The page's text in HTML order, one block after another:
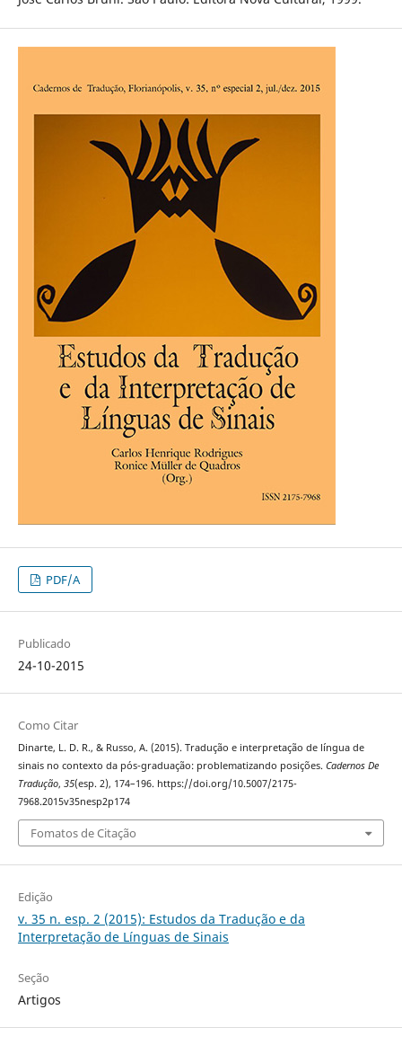
PDF/A
Publicado
24-10-2015
Como Citar
Dinarte, L. D. R., & Russo, A. (2015). Tradução e interpretação de língua de
sinais no contexto da pós-graduação: problematizando posições. Cadernos De
Tradução, 35(esp. 2), 174–196. https://doi.org/10.5007/2175-
7968.2015v35nesp2p174
Fomatos de Citação
Edição
v. 35 n. esp. 2 (2015): Estudos da Tradução e da
Interpretação de Línguas de Sinais
Seção
Artigos